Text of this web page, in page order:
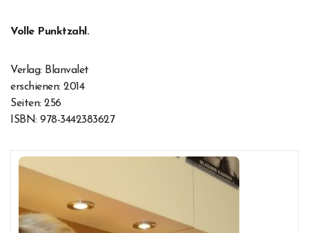
Volle Punktzahl.
Verlag: Blanvalet
erschienen: 2014
Seiten: 256
ISBN: 978-3442383627